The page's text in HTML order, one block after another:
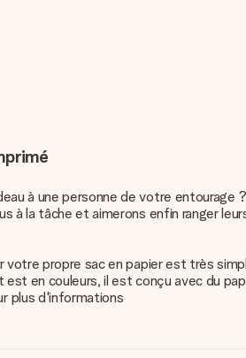
à une personne de votre entourage
la tâche et aimerons enfin ranger
propre sac en papier est très
en couleurs, il est conçu avec du
plus d'informations